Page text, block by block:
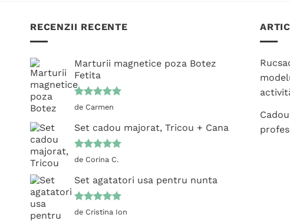
RECENZII RECENTE
Marturii magnetice poza Botez
Fetita
Evaluat la
de Carmen
Set cadou majorat, Tricou + Cana
Evaluat la
de Corina C.
Set agatatori usa pentru nunta
Evaluat la
de Cristina Ion